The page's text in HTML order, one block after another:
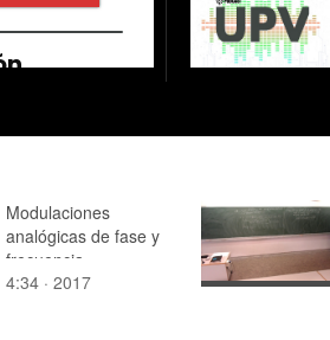
Modulaciones
analógicas de fase y
frecuencia
4:34 · 2017